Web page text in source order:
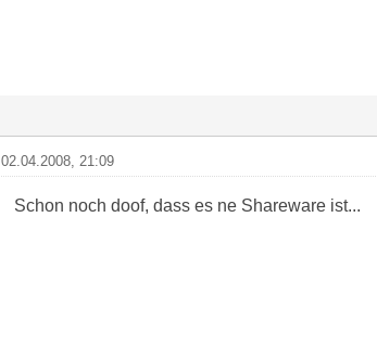
02.04.2008, 21:09
Schon noch doof, dass es ne Shareware ist...